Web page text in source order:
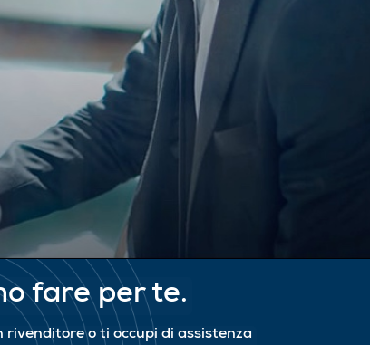
fare per te.
rivenditore o ti occupi di assistenza